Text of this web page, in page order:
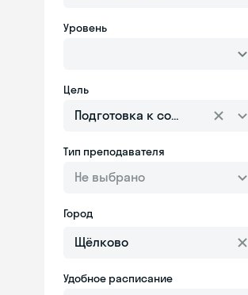
Уровень
Цель
Подготовка к собеседованию
Тип преподавателя
Не выбрано
Город
Удобное расписание